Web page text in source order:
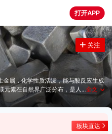
打开APP
关注
金属，化学性质活泼，能与酸反应生成
元素在自然界广泛分布，是人 ...全文 ∨
板块直达